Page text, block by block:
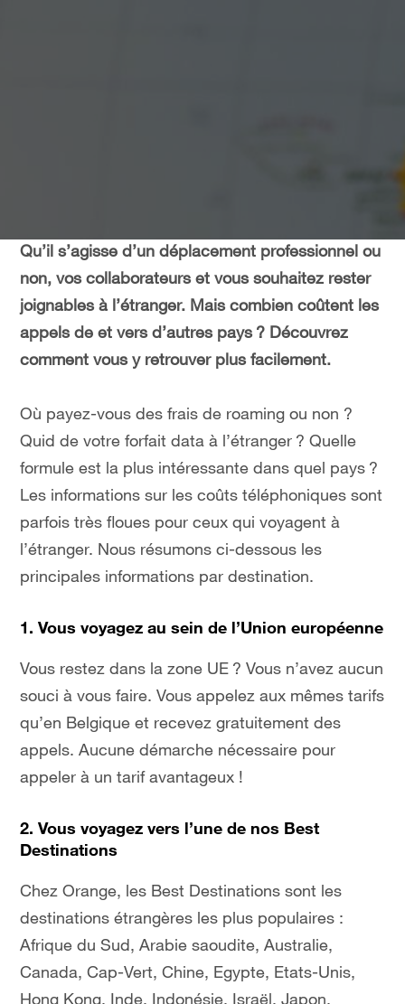
Qu’il s’agisse d’un déplacement professionnel ou
non, vos collaborateurs et vous souhaitez rester
joignables à l’étranger. Mais combien coûtent les
appels de et vers d’autres pays ? Découvrez
comment vous y retrouver plus facilement.
Où payez-vous des frais de roaming ou non ?
Quid de votre forfait data à l’étranger ? Quelle
formule est la plus intéressante dans quel pays ?
Les informations sur les coûts téléphoniques sont
parfois très floues pour ceux qui voyagent à
l’étranger. Nous résumons ci-dessous les
principales informations par destination.
1. Vous voyagez au sein de l’Union européenne
Vous restez dans la zone UE ? Vous n’avez aucun
souci à vous faire. Vous appelez aux mêmes tarifs
qu’en Belgique et recevez gratuitement des
appels. Aucune démarche nécessaire pour
appeler à un tarif avantageux !
2. Vous voyagez vers l’une de nos Best
Destinations
Chez Orange, les Best Destinations sont les
destinations étrangères les plus populaires :
Afrique du Sud, Arabie saoudite, Australie,
Canada, Cap-Vert, Chine, Egypte, Etats-Unis,